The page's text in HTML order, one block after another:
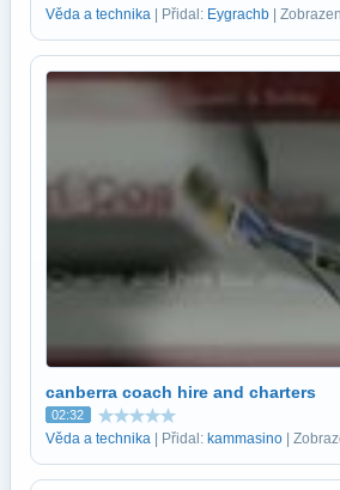
Věda a technika | Přidal: Eygrachb |
canberra coach hire and charters
02:32
Věda a technika | Přidal: kammasino |